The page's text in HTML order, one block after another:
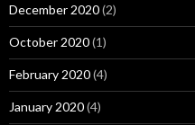
December 2020(2)
October 2020(1)
February 2020(4)
January 2020(4)